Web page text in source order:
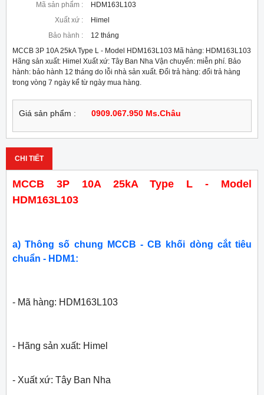
Mã sản phẩm :
HDM163L103
Xuất xứ :
Himel
Bảo hành :
12 tháng
MCCB 3P 10A 25kA Type L - Model HDM163L103 Mã hàng: HDM163L103
Hãng sản xuất: Himel Xuất xứ: Tây Ban Nha Vận chuyển: miễn phí. Bảo
hành: bảo hành 12 tháng do lỗi nhà sản xuất. Đổi trả hàng: đổi trả hàng
trong vòng 7 ngày kể từ ngày mua hàng.
Giá sản phẩm : 0909.067.950 Ms.Châu
CHI TIẾT
MCCB 3P 10A 25kA Type L - Model
HDM163L103
a) Thông số chung MCCB - CB khối dòng cắt tiêu
chuẩn - HDM1:
- Mã hàng: HDM163L103
- Hãng sản xuất: Himel
- Xuất xứ: Tây Ban Nha